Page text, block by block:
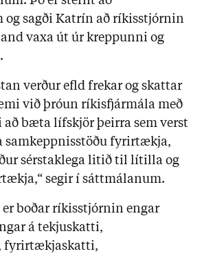
sagði Katrín að ríkisstjórnin
vaxa út úr kreppunni og
verður efld frekar og skattar
við þróun ríkisfjármála með
að bæta lífskjör þeirra sem verst
samkeppnisstöðu fyrirtækja,
sérstaklega litið til lítilla og
segir í sáttmálanum.
boðar ríkisstjórnin engar
á tekjuskatti,
fyrirtækjaskatti,